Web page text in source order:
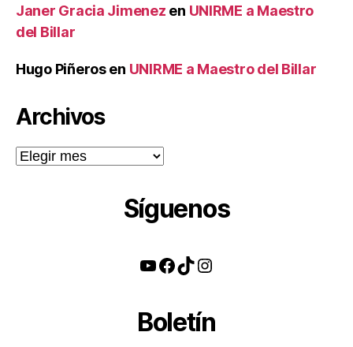
Janer Gracia Jimenez en UNIRME a Maestro
del Billar
Hugo Piñerosen UNIRME a Maestro del Billar
Archivos
Archivos
Síguenos
YouTube
Facebook
TikTokInstagram
Boletín